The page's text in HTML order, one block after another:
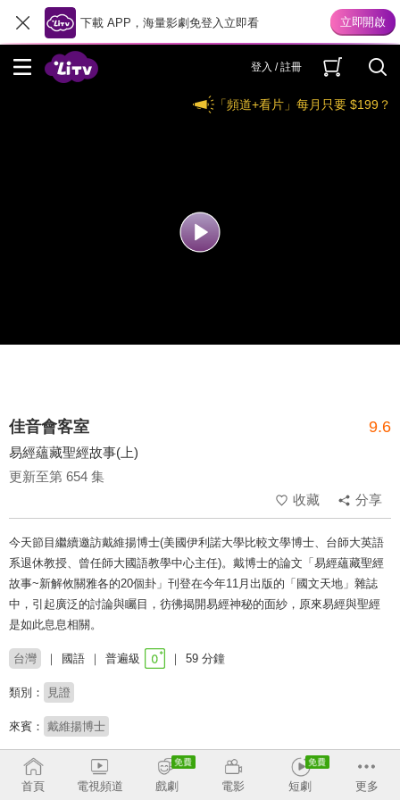
下載 APP，海量影劇免登入立即看
登入 / 註冊
「頻道+看片」每月只要 $199？
佳音會客室 9.6
易經蘊藏聖經故事(上)
更新至第 654 集
收藏
分享
今天節目繼續邀訪戴維揚博士(美國伊利諾大學比較文學博士、台師大英語
系退休教授、曾任師大國語教學中心主任)。戴博士的論文「易經蘊藏聖經
故事~新解攸關雅各的20個卦」刊登在今年11月出版的「國文天地」雜誌
中，引起廣泛的討論與矚目，彷彿揭開易經神秘的面紗，原來易經與聖經
是如此息息相關。
台灣 國語 普遍級 59 分鐘
類別： 見證
來賓： 戴維揚博士
主持：
首頁 電視頻道 戲劇 電影 短劇 更多